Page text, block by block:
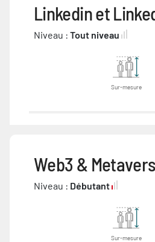
Linkedin et
Niveau : Tout niveau
Sur-mesure
Web3 &
Niveau : Débutant
Sur-mesure